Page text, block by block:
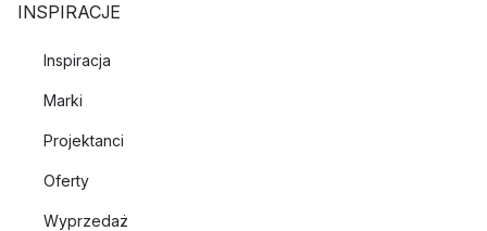
INSPIRACJE
Inspiracja
Marki
Projektanci
Oferty
Wyprzedaż